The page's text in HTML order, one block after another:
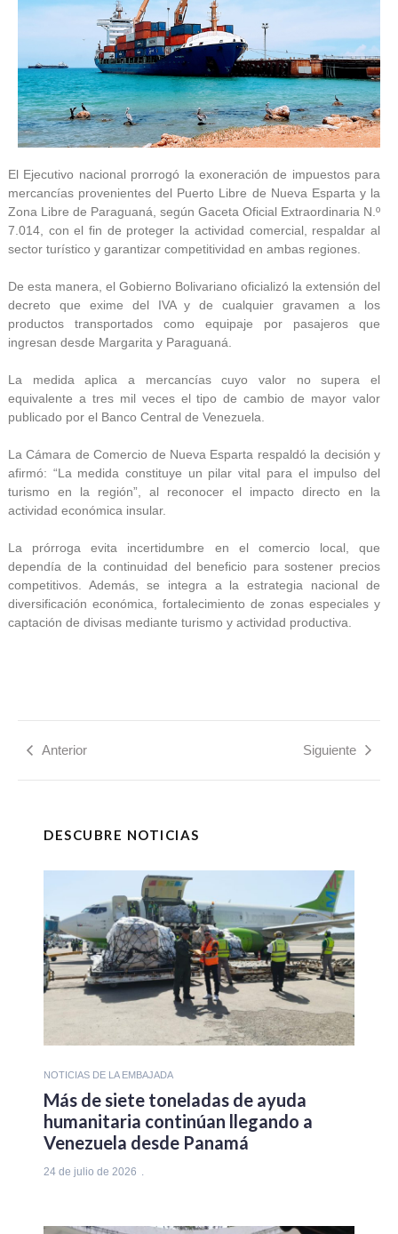
El Ejecutivo nacional prorrogó la exoneración de impuestos para
mercancías provenientes del Puerto Libre de Nueva Esparta y la
Zona Libre de Paraguaná, según Gaceta Oficial Extraordinaria N.º
7.014, con el fin de proteger la actividad comercial, respaldar al
sector turístico y garantizar competitividad en ambas regiones.
De esta manera, el Gobierno Bolivariano oficializó la extensión del
decreto que exime del IVA y de cualquier gravamen a los
productos transportados como equipaje por pasajeros que
ingresan desde Margarita y Paraguaná.
La medida aplica a mercancías cuyo valor no supera el
equivalente a tres mil veces el tipo de cambio de mayor valor
publicado por el Banco Central de Venezuela.
La Cámara de Comercio de Nueva Esparta respaldó la decisión y
afirmó: “La medida constituye un pilar vital para el impulso del
turismo en la región”, al reconocer el impacto directo en la
actividad económica insular.
La prórroga evita incertidumbre en el comercio local, que
dependía de la continuidad del beneficio para sostener precios
competitivos. Además, se integra a la estrategia nacional de
diversificación económica, fortalecimiento de zonas especiales y
captación de divisas mediante turismo y actividad productiva.
Anterior Siguiente
DESCUBRE NOTICIAS
NOTICIAS DE LA EMBAJADA
Más de siete toneladas de ayuda
humanitaria continúan llegando a
Venezuela desde Panamá
24 de julio de 2026